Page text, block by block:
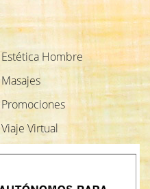
Estética Hombre
Masajes
Promociones
Viaje Virtual